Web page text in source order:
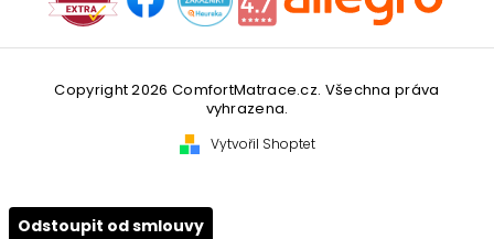
Vytvořil Shoptet
Copyright 2026 ComfortMatrace.cz. Všechna práva
vyhrazena.
Odstoupit od smlouvy